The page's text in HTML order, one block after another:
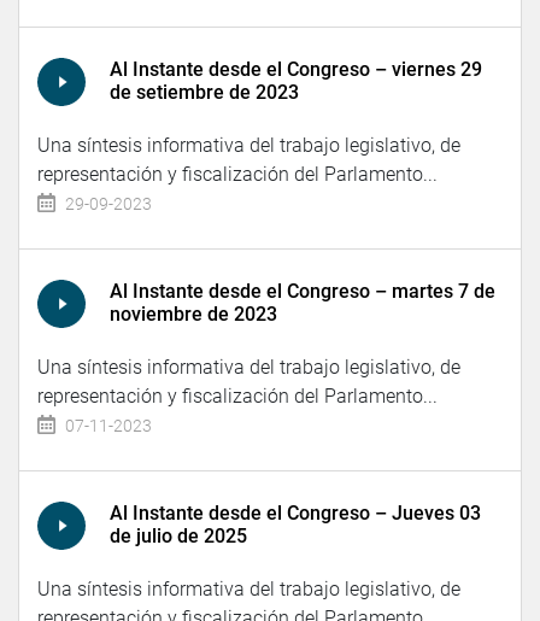
Al Instante desde el Congreso – viernes 29
de setiembre de 2023
Una síntesis informativa del trabajo legislativo, de
representación y fiscalización del Parlamento...
29-09-2023
Al Instante desde el Congreso – martes 7 de
noviembre de 2023
Una síntesis informativa del trabajo legislativo, de
representación y fiscalización del Parlamento...
07-11-2023
Al Instante desde el Congreso – Jueves 03
de julio de 2025
Una síntesis informativa del trabajo legislativo, de